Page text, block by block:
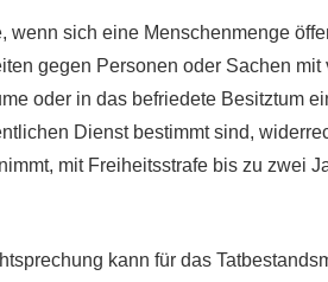
wenn sich eine Menschenmenge
gegen Personen oder Sachen mit
oder in das befriedete Besitztum
Dienst bestimmt sind,
mit Freiheitsstrafe bis zu zwei
kann für das